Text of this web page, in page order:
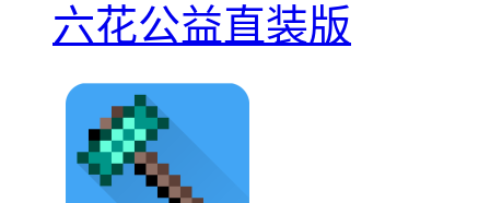
六花公益直装版